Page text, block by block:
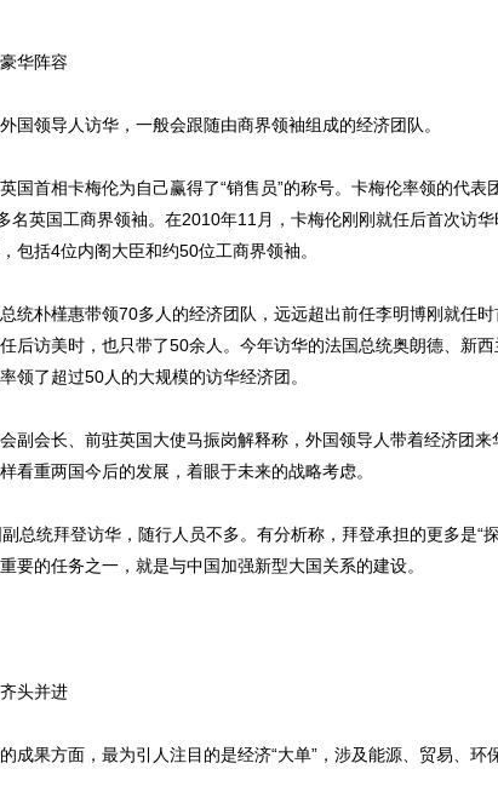
华阵容
领导人访华，一般会跟随由商界领袖组成的经济团队。
首相卡梅伦为自己赢得了“销售员”的称号。卡梅伦率领的代表
名英国工商界领袖。在2010年11月，卡梅伦刚刚就任后首次访
包括4位内阁大臣和约50位工商界领袖。
朴槿惠带领70多人的经济团队，远远超出前任李明博刚就任时
后访美时，也只带了50余人。今年访华的法国总统奥朗德、新西
领了超过50人的大规模的访华经济团。
会长、前驻英国大使马振岗解释称，外国领导人带着经济团来
看重两国今后的发展，着眼于未来的战略考虑。
统拜登访华，随行人员不多。有分析称，拜登承担的更多是“
要的任务之一，就是与中国加强新型大国关系的建设。
头并进
果方面，最为引人注目的是经济“大单”，涉及能源、贸易、环